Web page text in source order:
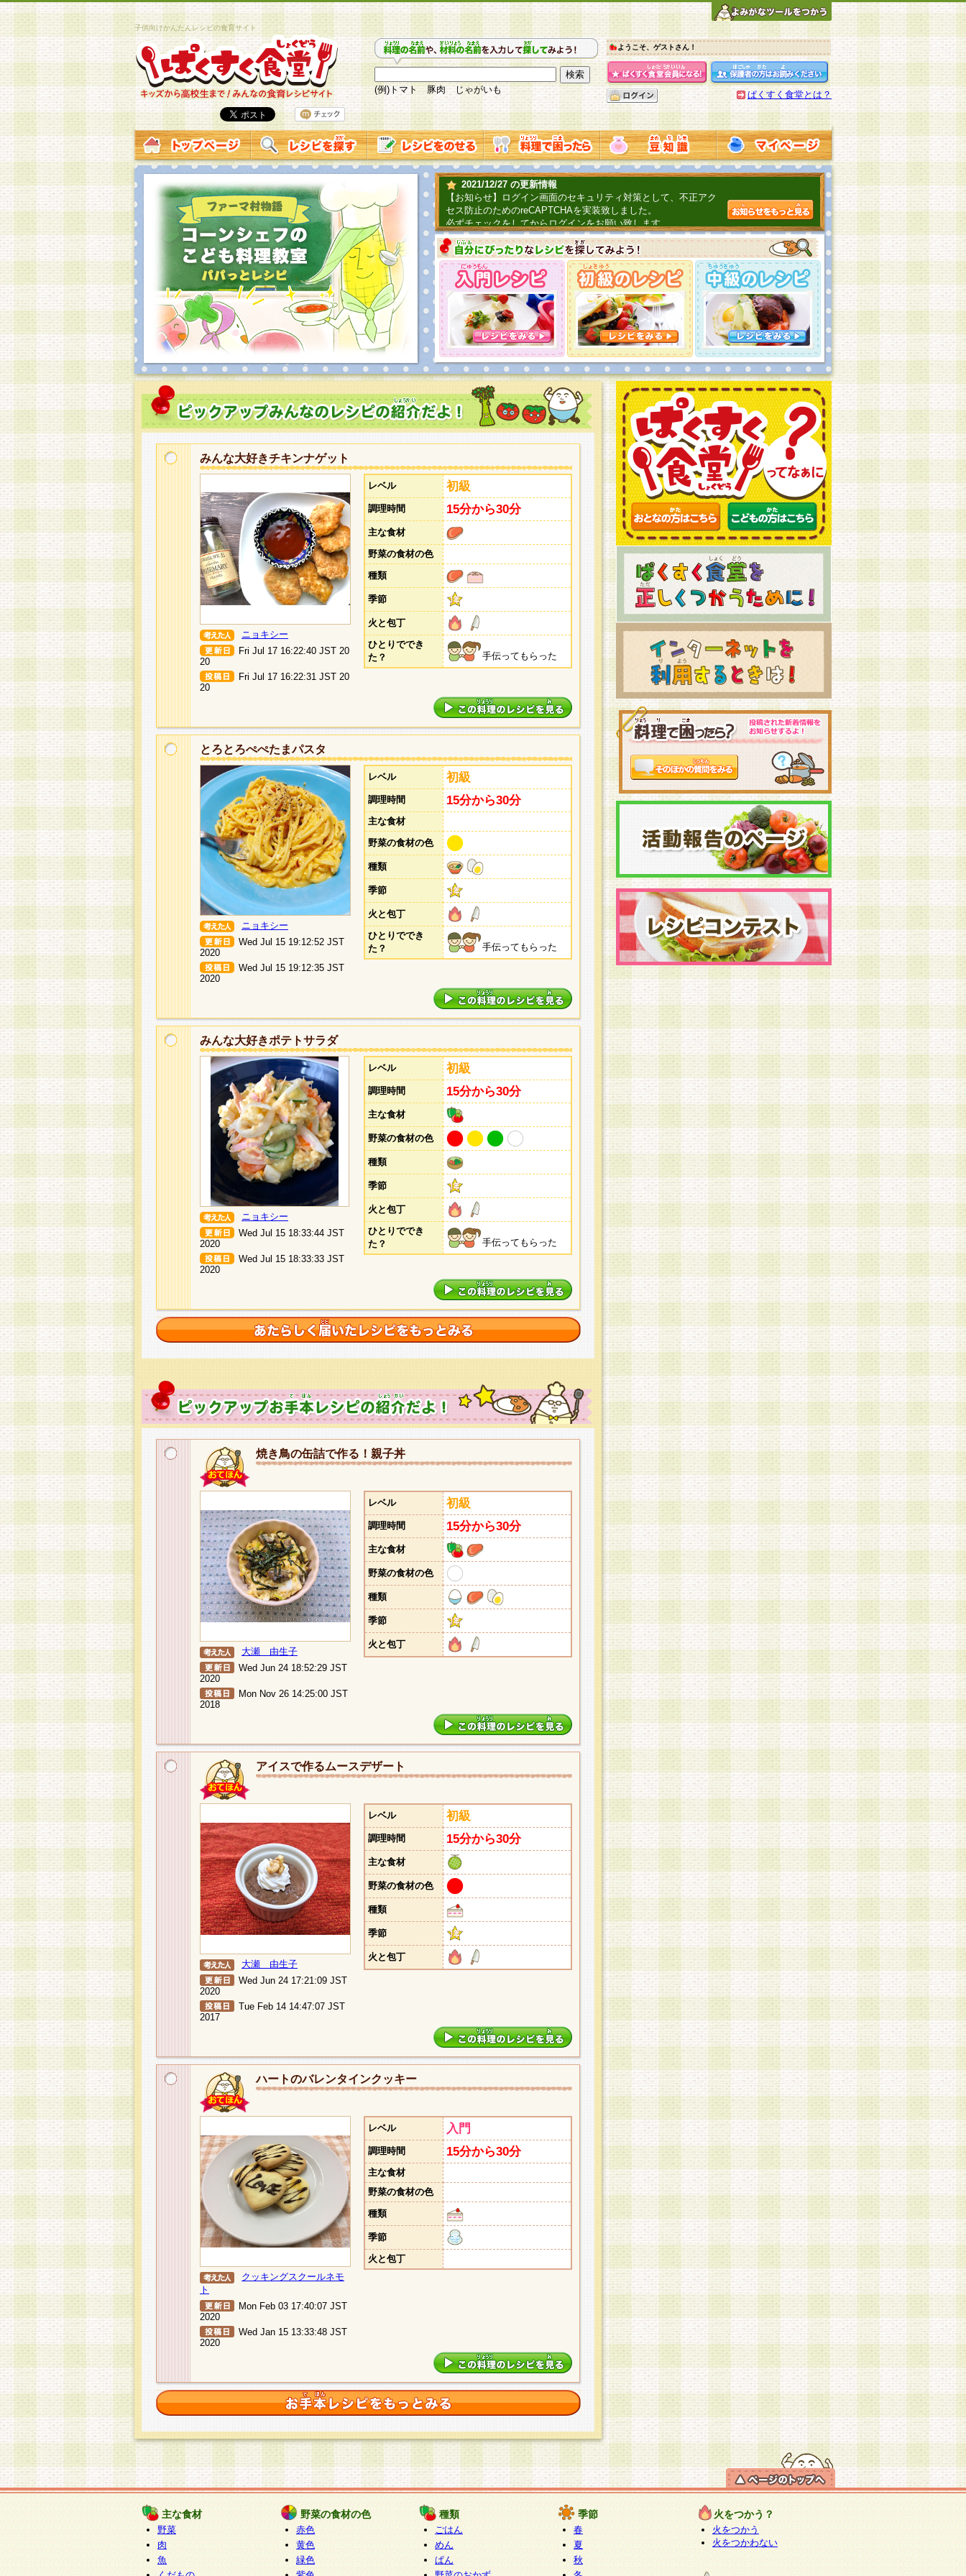
子供向けかんたんレシピの食育サイト
(例)トマト 豚肉 じゃがいも
ようこそ、ゲストさん！
ぱくすく食堂とは？
2021/12/27 の更新情報
【お知らせ】ログイン画面のセキュリティ対策として、不正アク
セス防止のためのreCAPTCHAを実装致しました。
必ずチェックをしてからログインをお願い致します。
2019/06/04 の更新情報
ファーマ村からコーンシェフが簡単レシピを紹介するよ！こちら
2018/07/01 の更新情報
チャレンジ企画第三弾！お母さん、お父さんへ日頃の感謝をこめ
てごはんを作ろう！は終了致しました。たくさんの投稿、ありが
とうございました。次回企画もお楽しみに！
みんな大好きチキンナゲット
ニョキシー
Fri Jul 17 16:22:40 JST 20
20
Fri Jul 17 16:22:31 JST 20
20
レベル 初級
調理時間 15分から30分
主な食材
野菜の食材の色
種類
季節
火と包丁
ひとりででき
た？
手伝ってもらった
とろとろぺぺたまパスタ
ニョキシー
Wed Jul 15 19:12:52 JST
2020
Wed Jul 15 19:12:35 JST
2020
レベル 初級
調理時間 15分から30分
主な食材
野菜の食材の色
種類
季節
火と包丁
ひとりででき
た？
手伝ってもらった
みんな大好きポテトサラダ
ニョキシー
Wed Jul 15 18:33:44 JST
2020
Wed Jul 15 18:33:33 JST
2020
レベル 初級
調理時間 15分から30分
主な食材
野菜の食材の色
種類
季節
火と包丁
ひとりででき
た？
手伝ってもらった
焼き鳥の缶詰で作る！親子丼
大瀬 由生子
Wed Jun 24 18:52:29 JST
2020
Mon Nov 26 14:25:00 JST
2018
レベル 初級
調理時間 15分から30分
主な食材
野菜の食材の色
種類
季節
火と包丁
アイスで作るムースデザート
大瀬 由生子
Wed Jun 24 17:21:09 JST
2020
Tue Feb 14 14:47:07 JST
2017
レベル 初級
調理時間 15分から30分
主な食材
野菜の食材の色
種類
季節
火と包丁
ハートのバレンタインクッキー
クッキングスクールネモ
ト
Mon Feb 03 17:40:07 JST
2020
Wed Jan 15 13:33:48 JST
2020
レベル 入門
調理時間 15分から30分
主な食材
野菜の食材の色
種類
季節
火と包丁
主な食材
野菜
肉
魚
野菜の食材の色
赤色
黄色
緑色
種類
ごはん
めん
ぱん
季節
春
夏
秋
火をつかう？
火をつかう
火をつかわない